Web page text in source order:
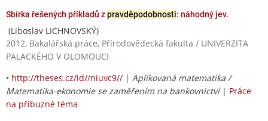
Sbírka řešených příkladů zpravděpodobnosti: náhodný jev.
(Liboslav LICHNOVSKÝ)
2012, Bakalářská práce, Přírodovědecká fakulta / UNIVERZITA
PALACKÉHO V OLOMOUCI
• http://theses.cz/id//niuvc9// | Aplikovaná matematika /
Matematika-ekonomie se zaměřením na bankovnictví| Práce
na příbuzné téma